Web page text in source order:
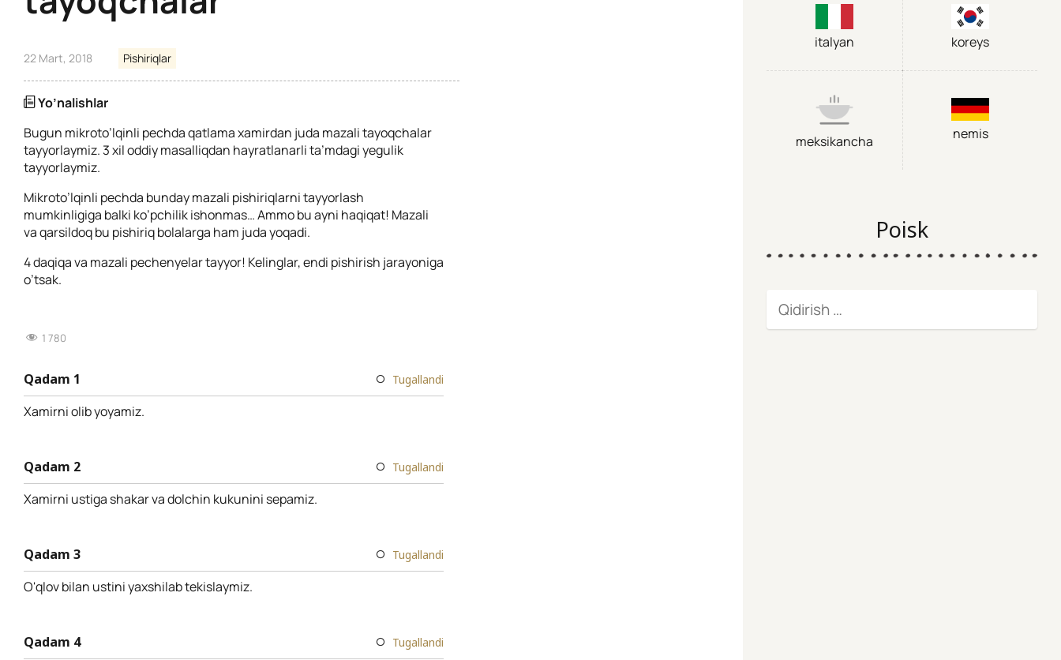
22 Mart, 2018 Pishiriqlar
Yo’nalishlar
Bugun mikroto’lqinli pechda qatlama xamirdan juda mazali tayoqchalar
tayyorlaymiz. 3 xil oddiy masalliqdan hayratlanarli ta’mdagi yegulik
tayyorlaymiz.
Mikroto’lqinli pechda bunday mazali pishiriqlarni tayyorlash
mumkinligiga balki ko’pchilik ishonmas… Ammo bu ayni haqiqat! Mazali
va qarsildoq bu pishiriq bolalarga ham juda yoqadi.
4 daqiqa va mazali pechenyelar tayyor! Kelinglar, endi pishirish jarayoniga
o’tsak.
1 780
Qadam 1 Tugallandi
Xamirni olib yoyamiz.
Qadam 2 Tugallandi
Xamirni ustiga shakar va dolchin kukunini sepamiz.
Qadam 3 Tugallandi
O'qlov bilan ustini yaxshilab tekislaymiz.
Qadam 4 Tugallandi
italyan koreys
meksikancha nemis
Poisk